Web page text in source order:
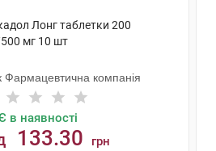
Лонг таблетки 200
мг 10 шт
Фармацевтична компанія
в наявності
133.30 грн